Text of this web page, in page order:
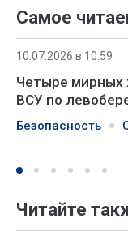
Самое
10.07.2026 в 10:59
Четыре мирных
ВСУ по
Безопасность
Читайте